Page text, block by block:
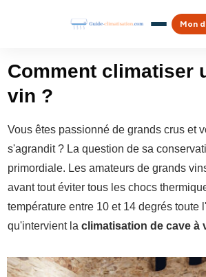
Mon
Comment climatiser
vin ?
Vous êtes passionné de grands crus et
s'agrandit ? La question de sa
primordiale. Les amateurs de grands
avant tout éviter tous les chocs
température entre 10 et 14 degrés toute
qu'intervient la climatisation de cave à